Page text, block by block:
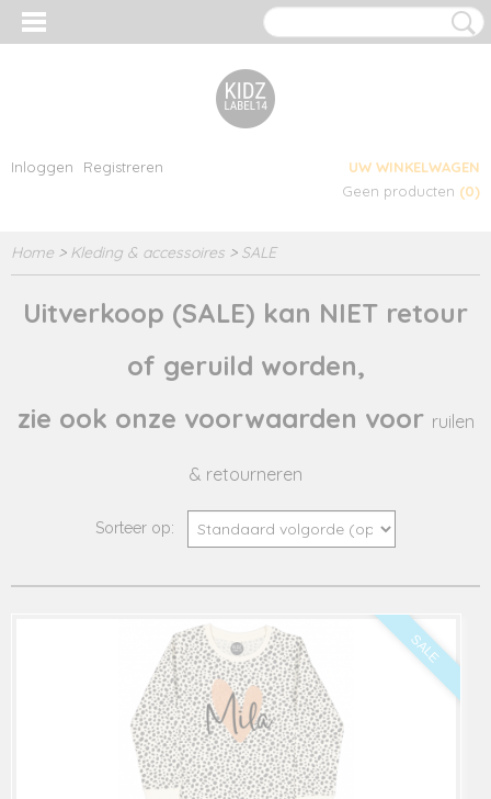
Inloggen Registreren
UW WINKELWAGEN
Geen producten (0)
Home > Kleding & accessoires > SALE
Uitverkoop (SALE) kan NIET retour
of geruild worden,
zie ook onze voorwaarden voor ruilen
& retourneren
Sorteer op:
SALE